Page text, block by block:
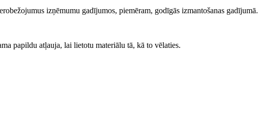
izņēmumu gadījumos, piemēram, godīgās izmantošanas gadījumā.
papildu atļauja, lai lietotu materiālu tā, kā to vēlaties.